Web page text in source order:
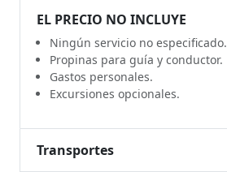
EL PRECIO NO INCLUYE
Ningún servicio no especificado.
Propinas para guía y conductor.
Gastos personales.
Excursiones opcionales.
Transportes